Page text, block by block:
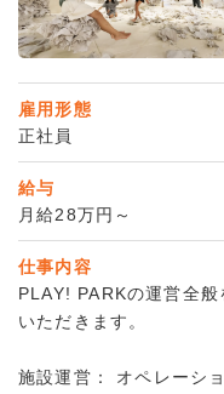
雇用形態
正社員
給与
月給28万円～
仕事内容
PLAY! PARKの運営全
いただきます。
施設運営： オペレーシ